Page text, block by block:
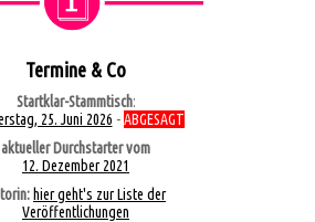
Termine & Co
Startklar-Stammtisch:
25. Juni 2026 -ABGESAGT
aktueller Durchstarter vom
12. Dezember 2021
hier geht's zur Liste der
Veröffentlichungen